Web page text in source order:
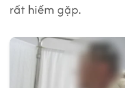
rất hiếm gặp.